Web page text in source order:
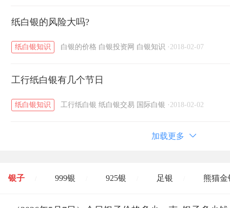
纸白银的风险大吗?
纸白银知识 白银的价格 白银投资网 白银知识 · 2018-02-07
工行纸白银有几个节日
纸白银知识 工行纸白银 纸白银交易 国际白银 · 2018-02-02
加载更多
银子 999银 925银 足银 熊猫金